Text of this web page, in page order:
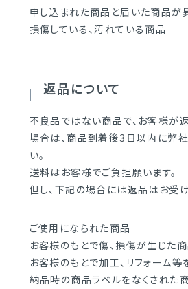
申し込まれた商品と届いた商品が
損傷している、汚れている商品
返品について
不良品ではない商品で、お客様が
場合は、商品到着後3日以内に弊
い。
送料はお客様でご負担願います。
但し、下記の場合には返品はお受け
ご使用になられた商品
お客様のもとで傷、損傷が生じた
お客様のもとで加工、リフォーム
納品時の商品ラベルをなくされた